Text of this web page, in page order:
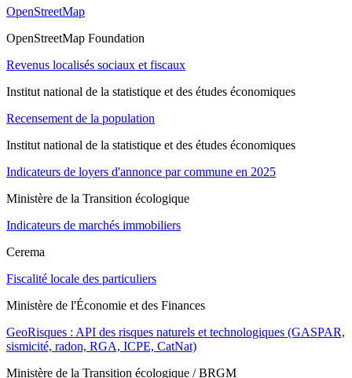
OpenStreetMap
OpenStreetMap Foundation
Revenus localisés sociaux et fiscaux
Institut national de la statistique et des études économiques
Recensement de la population
Institut national de la statistique et des études économiques
Indicateurs de loyers d'annonce par commune en 2025
Ministère de la Transition écologique
Indicateurs de marchés immobiliers
Cerema
Fiscalité locale des particuliers
Ministère de l'Économie et des Finances
GeoRisques : API des risques naturels et technologiques (GASPAR,
sismicité, radon, RGA, ICPE, CatNat)
Ministère de la Transition écologique / BRGM